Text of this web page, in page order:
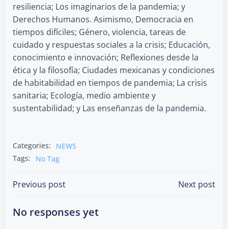
resiliencia; Los imaginarios de la pandemia; y
Derechos Humanos. Asimismo, Democracia en
tiempos difíciles; Género, violencia, tareas de
cuidado y respuestas sociales a la crisis; Educación,
conocimiento e innovación; Reflexiones desde la
ética y la filosofía; Ciudades mexicanas y condiciones
de habitabilidad en tiempos de pandemia; La crisis
sanitaria; Ecología, medio ambiente y
sustentabilidad; y Las enseñanzas de la pandemia.
Categories:
NEWS
Tags:
No Tag
Post
navigation
Previous post Next post
No responses yet